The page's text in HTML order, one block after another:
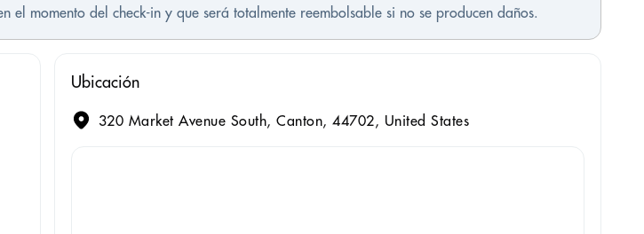
momento del check-in y que será totalmente reembolsable si no se producen daños.
Ubicación
320 Market Avenue South, Canton, 44702, United States